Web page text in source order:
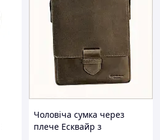
Чоловіча сумка через
плече Есквайр з